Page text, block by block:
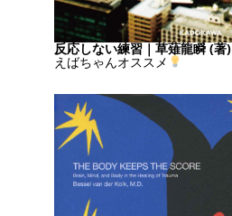
反応しない練習｜草薙龍瞬 (著)
えばちゃんオススメ